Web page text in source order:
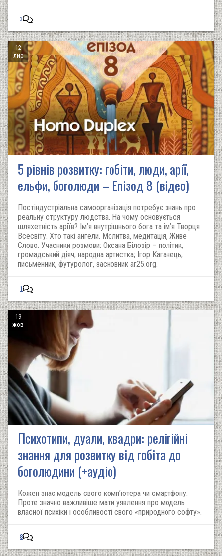
3
12
лис
5 рівнів розвитку: гобіти, люди, арії,
ельфи, боголюди – Епізод 8 (відео)
Постіндустріальна самоорганізація потребує знань про
реальну структуру людства. На чому основується
шляхетність аріїв? Ім’я внутрішнього бога та ім’я Творця
Всесвіту. Хто такі ангели. Молитва, медитація, Живе
Слово. Учасники розмови: Оксана Білозір – політик,
громадський діяч, народна артистка; Ігор Каганець,
письменник, футуролог, засновник ar25.org.
1
19
жов
Психотипи, дуали, квадри: релігійні
знання для розвитку від гобіта до
боголюдини (+аудіо)
Кожен знає модель свого комп’ютера чи смартфону.
Проте значно важливіше мати уявлення про модель
власної психіки і особливості свого «природного софту».
8